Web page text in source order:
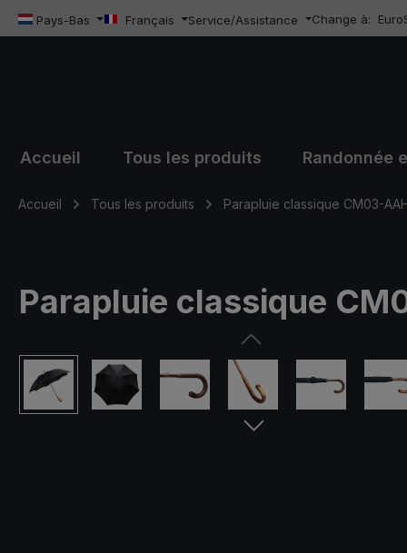
au contenu principal
Passer à la recherche
Passer à la navigation principale
Pays-Bas Français Service/Assistance Change à:
Accueil Tous les produits Randonnée
Accueil Tous les produits Parapluie classique CM03-
Parapluie classique
Ignorer la galerie d'images